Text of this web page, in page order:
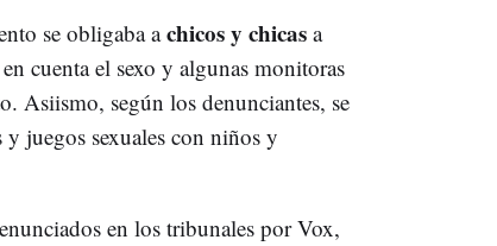
se obligaba achicos y chicasa
cuenta el sexo y algunas monitoras
Asiismo, según los denunciantes, se
y juegos sexuales con niños y
en los tribunales por Vox,